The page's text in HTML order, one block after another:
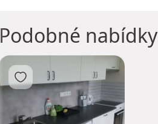
Podobné nabídky
Přidat do oblíbených